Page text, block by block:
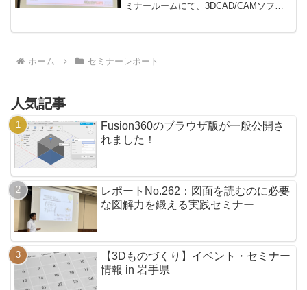
ミナールームにて、3DCAD/CAMソフト
ホーム セミナーレポート
人気記事
Fusion360のブラウザ版が一般公開さ
れました！
レポートNo.262：図面を読むのに必要
な図解力を鍛える実践セミナー
【3Dものづくり】イベント・セミナー
情報 in 岩手県